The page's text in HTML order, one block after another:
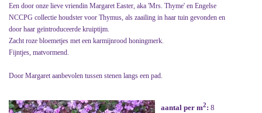
Een door onze lieve vriendin Margaret Easter, aka 'Mrs. Thyme' en Engelse
NCCPG collectie houdster voor Thymus, als zaailing in haar tuin gevonden en
door haar geïntroduceerde kruiptijm.
Zacht roze bloemetjes met een karmijnrood honingmerk.
Fijntjes, matvormend.
Door Margaret aanbevolen tussen stenen langs een pad.
aantal per m2: 8